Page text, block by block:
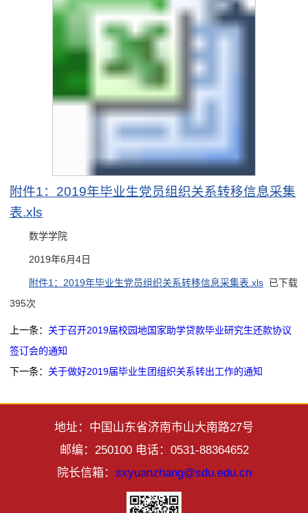
附件1：2019年毕业生党员组织关系转移信息采集
表.xls
数学学院
2019年6月4日
附件1：2019年毕业生党员组织关系转移信息采集表.xls 已下载
395次
上一条： 关于召开2019届校园地国家助学贷款毕业研究生还款协议
签订会的通知
下一条： 关于做好2019届毕业生团组织关系转出工作的通知
地址：中国山东省济南市山大南路27号
邮编：250100 电话：0531-88364652
院长信箱： sxyuanzhang@sdu.edu.cn